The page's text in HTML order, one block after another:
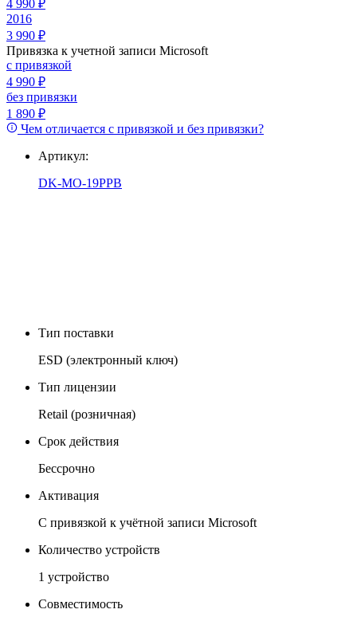
4 990 ₽
2016
3 990 ₽
Привязка к учетной записи Microsoft
с привязкой
4 990 ₽
без привязки
1 890 ₽
Чем отличается с привязкой и без привязки?
Артикул:
DK-MO-19PPB
Тип поставки
ESD (электронный ключ)
Тип лицензии
Retail (розничная)
Срок действия
Бессрочно
Активация
С привязкой к учётной записи Microsoft
Количество устройств
1 устройство
Совместимость